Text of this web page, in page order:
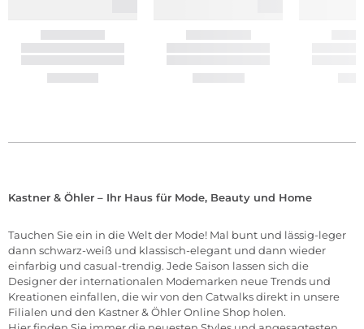
Kastner & Öhler – Ihr Haus für Mode, Beauty und Home
Tauchen Sie ein in die Welt der Mode! Mal bunt und lässig-leger
dann schwarz-weiß und klassisch-elegant und dann wieder
einfarbig und casual-trendig. Jede Saison lassen sich die
Designer der internationalen Modemarken neue Trends und
Kreationen einfallen, die wir von den Catwalks direkt in unsere
Filialen und den Kastner & Öhler Online Shop holen.